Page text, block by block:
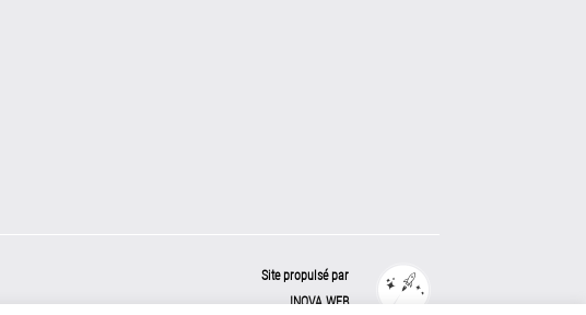
Site propulsé par
INOVA WEB